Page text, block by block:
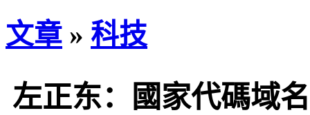
文章 » 科技
左正东：國家代碼域